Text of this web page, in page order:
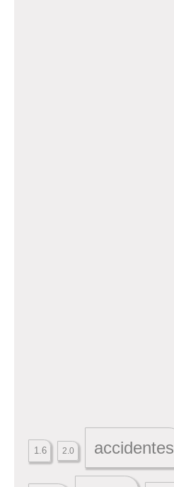
1.6 2.0 accidentes